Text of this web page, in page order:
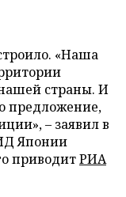
«Наша
страны. И
предложение,
– заявил в
Японии
приводитРИА